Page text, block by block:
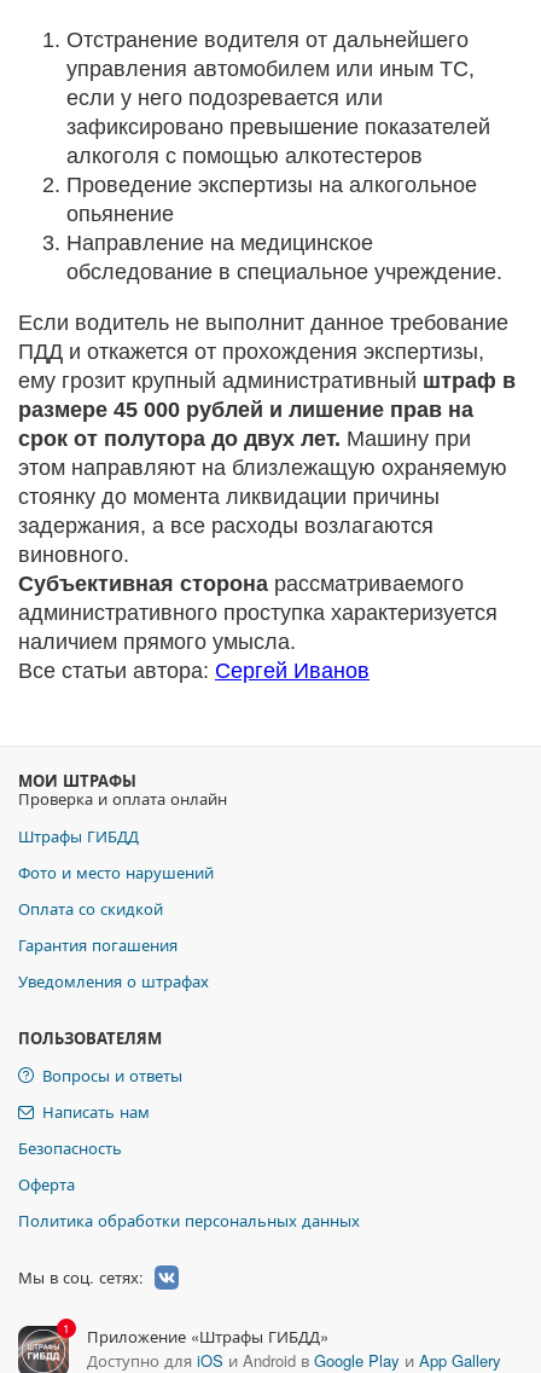
Отстранение водителя от дальнейшего
управления автомобилем или иным ТС,
если у него подозревается или
зафиксировано превышение показателей
алкоголя с помощью алкотестеров
Проведение экспертизы на алкогольное
опьянение
Направление на медицинское
обследование в специальное учреждение.
Если водитель не выполнит данное требование
ПДД и откажется от прохождения экспертизы,
ему грозит крупный административный штраф в
размере 45 000 рублей и лишение прав на
срок от полутора до двух лет. Машину при
этом направляют на близлежащую охраняемую
стоянку до момента ликвидации причины
задержания, а все расходы возлагаются
виновного.
Субъективная сторона рассматриваемого
административного проступка характеризуется
наличием прямого умысла.
Все статьи автора: Сергей Иванов
МОИ ШТРАФЫ
Проверка и оплата онлайн
Штрафы ГИБДД
Фото и место нарушений
Оплата со скидкой
Гарантия погашения
Уведомления о штрафах
ПОЛЬЗОВАТЕЛЯМ
Вопросы и ответы
Написать нам
Безопасность
Оферта
Политика обработки персональных данных
Мы в соц. сетях:
1
Приложение «Штрафы ГИБДД»
Доступно для iOS и Android в Google Play и App Gallery